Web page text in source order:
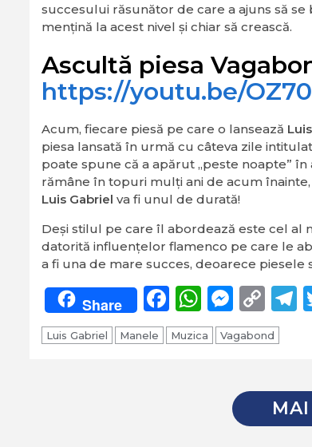
succesului răsunător de care a ajuns să
menţină la acest nivel şi chiar să crească.
Ascultă piesa
https://youtu.be/
Acum, fiecare piesă pe care o lansează
piesa lansată în urmă cu câteva zile
poate spune că a apărut „peste noapte” în
rămâne în topuri mulţi ani de acum
Luis Gabriel va fi unul de durată!
Deşi stilul pe care îl abordează este cel al
datorită influenţelor flamenco pe care le
a fi una de mare succes, deoarece piesele
Share Facebook
Link
Luis Gabriel Manele Muzica Vagabond